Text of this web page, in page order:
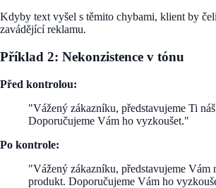
Kdyby text vyšel s těmito chybami, klient by
zavádějící reklamu.
Příklad 2: Nekonzistence v tónu
Před kontrolou:
"Vážený zákazníku, představujeme Ti
Doporučujeme Vám ho vyzkoušet."
Po kontrole:
"Vážený zákazníku, představujeme Vám
produkt. Doporučujeme Vám ho